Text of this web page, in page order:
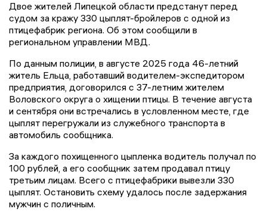
Двое жителей Липецкой области предстанут перед
судом за кражу 330 цыплят-бройлеров с одной из
птицефабрик региона. Об этом сообщили в
региональном управлении МВД.
По данным полиции, в августе 2025 года 46-летний
житель Ельца, работавший водителем-экспедитором
предприятия, договорился с 37-летним жителем
Воловского округа о хищении птицы. В течение августа
и сентября они встречались в условленном месте, где
цыплят перегружали из служебного транспорта в
автомобиль сообщника.
За каждого похищенного цыпленка водитель получал по
100 рублей, а его сообщник затем продавал птицу
третьим лицам. Всего с птицефабрики вывезли 330
цыплят. Остановить схему удалось после задержания
мужчин с поличным.